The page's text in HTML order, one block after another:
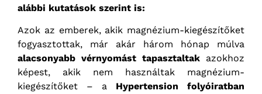
alábbi kutatások szerint is:
Azok az emberek, akik magnézium-kiegészítőket
fogyasztottak, már akár három hónap múlva
alacsonyabb vérnyomást tapasztaltak azokhoz
képest, akik nem használtak magnézium-
kiegészítőket – a Hypertension folyóiratban